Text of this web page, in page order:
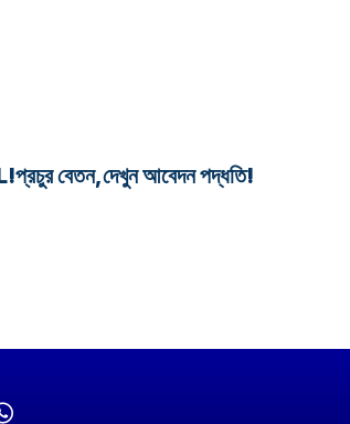
বেতন,দেখুন আবেদন পদ্ধতি!